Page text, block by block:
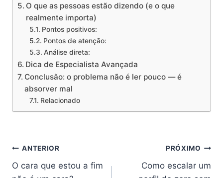
O que as pessoas estão dizendo (e o que
realmente importa)
Pontos positivos:
Pontos de atenção:
Análise direta:
Dica de Especialista Avançada
Conclusão: o problema não é ler pouco — é
absorver mal
Relacionado
Navegação
de
ANTERIOR
O cara que estou a fim
PRÓXIMO
Como escalar um